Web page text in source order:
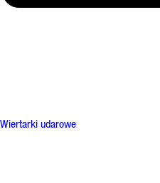
Wiertarki udarowe